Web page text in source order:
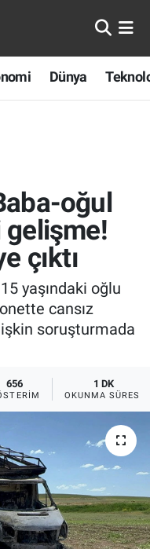
Dünya
oğul
çıktı
yaşındaki oğlu
cansız
soruşturmada
656 1 DK
OKUNMA SÜRESI
Fikstür